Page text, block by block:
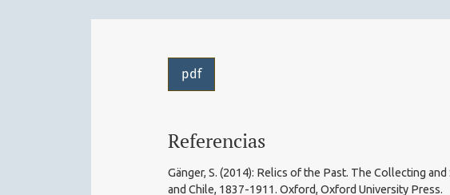
pdf
Referencias
Gänger, S. (2014): Relics of the Past. The Collecting
and Chile, 1837-1911. Oxford, Oxford University Press.